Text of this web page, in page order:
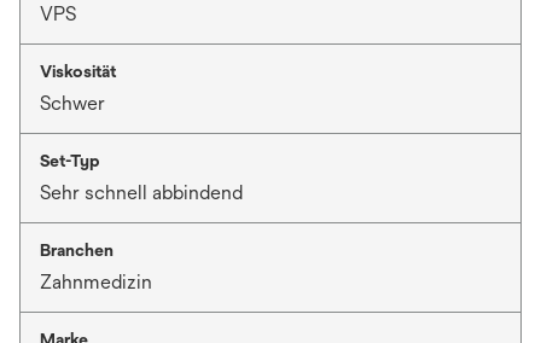
VPS
Viskosität
Schwer
Set-Typ
Sehr schnell abbindend
Branchen
Zahnmedizin